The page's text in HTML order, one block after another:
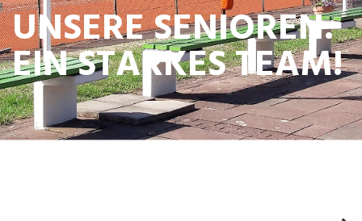
UNSERE SENIOREN.
EIN STARKES TEAM!